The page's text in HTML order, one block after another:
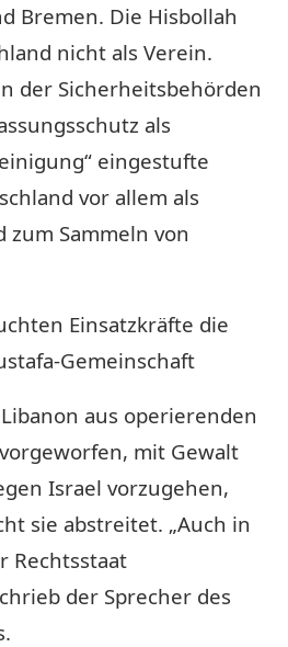
Bremen. Die Hisbollah
nicht als Verein.
der Sicherheitsbehörden
als
eingestufte
vor allem als
zum Sammeln von
Einsatzkräfte die
Gemeinschaft
aus operierenden
mit Gewalt
Israel vorzugehen,
sie abstreitet. „Auch in
Rechtsstaat
der Sprecher des